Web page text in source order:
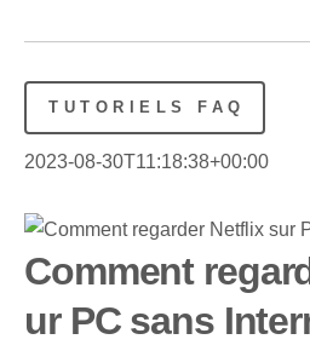
TUTORIELS FAQ
2023-08-30T11:18:38+00:00
Comment
ur PC sans